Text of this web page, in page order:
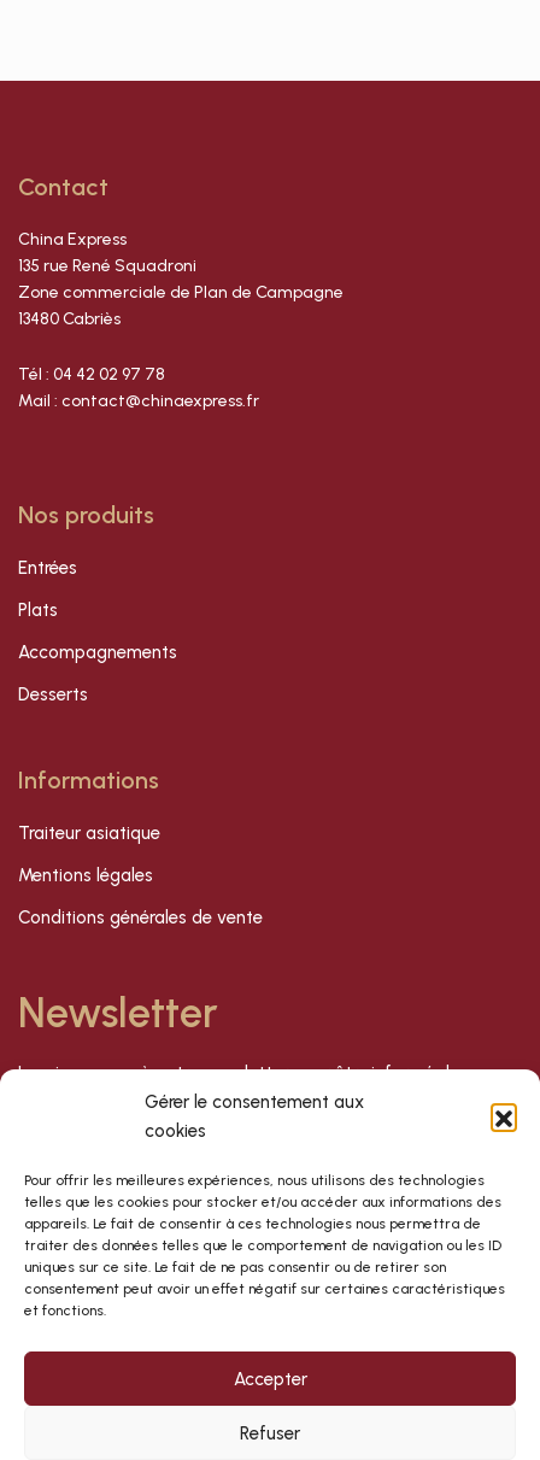
Gérer le consentement aux
cookies
Pour offrir les meilleures expériences, nous utilisons des technologies
telles que les cookies pour stocker et/ou accéder aux informations des
appareils. Le fait de consentir à ces technologies nous permettra de
traiter des données telles que le comportement de navigation ou les ID
uniques sur ce site. Le fait de ne pas consentir ou de retirer son
consentement peut avoir un effet négatif sur certaines caractéristiques
et fonctions.
Accepter
Refuser
Contact
China Express
135 rue René Squadroni
Zone commerciale de Plan de Campagne
13480 Cabriès
Tél : 04 42 02 97 78
Mail : contact@chinaexpress.fr
Nos produits
Entrées
Plats
Accompagnements
Desserts
Informations
Traiteur asiatique
Mentions légales
Conditions générales de vente
Newsletter
Inscrivez-vous à notre newsletter pour être informé de nos
dernières offres et nouveautés !
S'inscrire